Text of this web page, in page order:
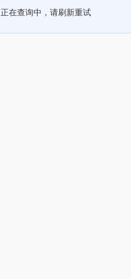
正在查询中，请刷新重试